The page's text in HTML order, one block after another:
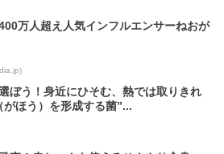
万人超え人気インフルエンサーねおが
ぼう！身近にひそむ、熱では取りきれ
がほう）を形成する菌”...